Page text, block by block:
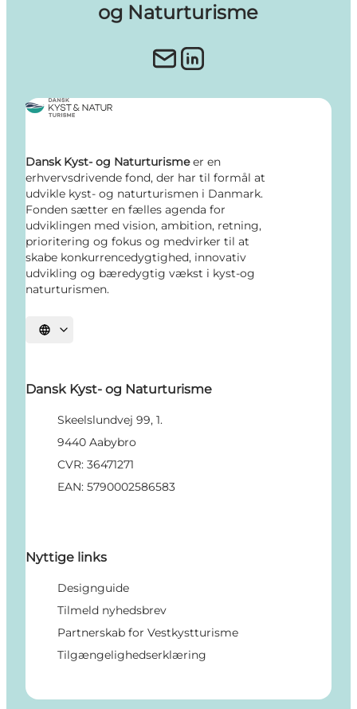
og Naturturisme
Dansk Kyst- og Naturturismeer en
erhvervsdrivende fond, der har til formål at
udvikle kyst- og naturturismen i Danmark.
Fonden sætter en fælles agenda for
udviklingen med vision, ambition, retning,
prioritering og fokus og medvirker til at
skabe konkurrencedygtighed, innovativ
udvikling og bæredygtig vækst i kyst-og
naturturismen.
Vælg sprog
Dansk Kyst- og Naturturisme
Skeelslundvej 99, 1.
9440 Aabybro
CVR: 36471271
EAN: 5790002586583
Nyttige links
Designguide
Tilmeld nyhedsbrev
Partnerskab for Vestkystturisme
Tilgængelighedserklæring